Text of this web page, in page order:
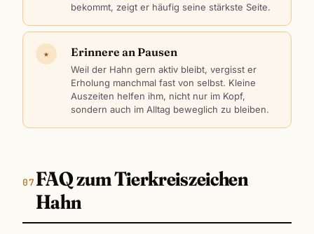
bekommt, zeigt er häufig seine stärkste Seite.
★ Erinnere an Pausen
Weil der Hahn gern aktiv bleibt, vergisst er
Erholung manchmal fast von selbst. Kleine
Auszeiten helfen ihm, nicht nur im Kopf,
sondern auch im Alltag beweglich zu bleiben.
FAQ zum Tierkreiszeichen
Hahn